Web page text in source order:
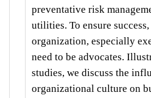
preventative risk
utilities. To ensure
organization, especially
need to be advocates.
studies, we discuss the
organizational culture on